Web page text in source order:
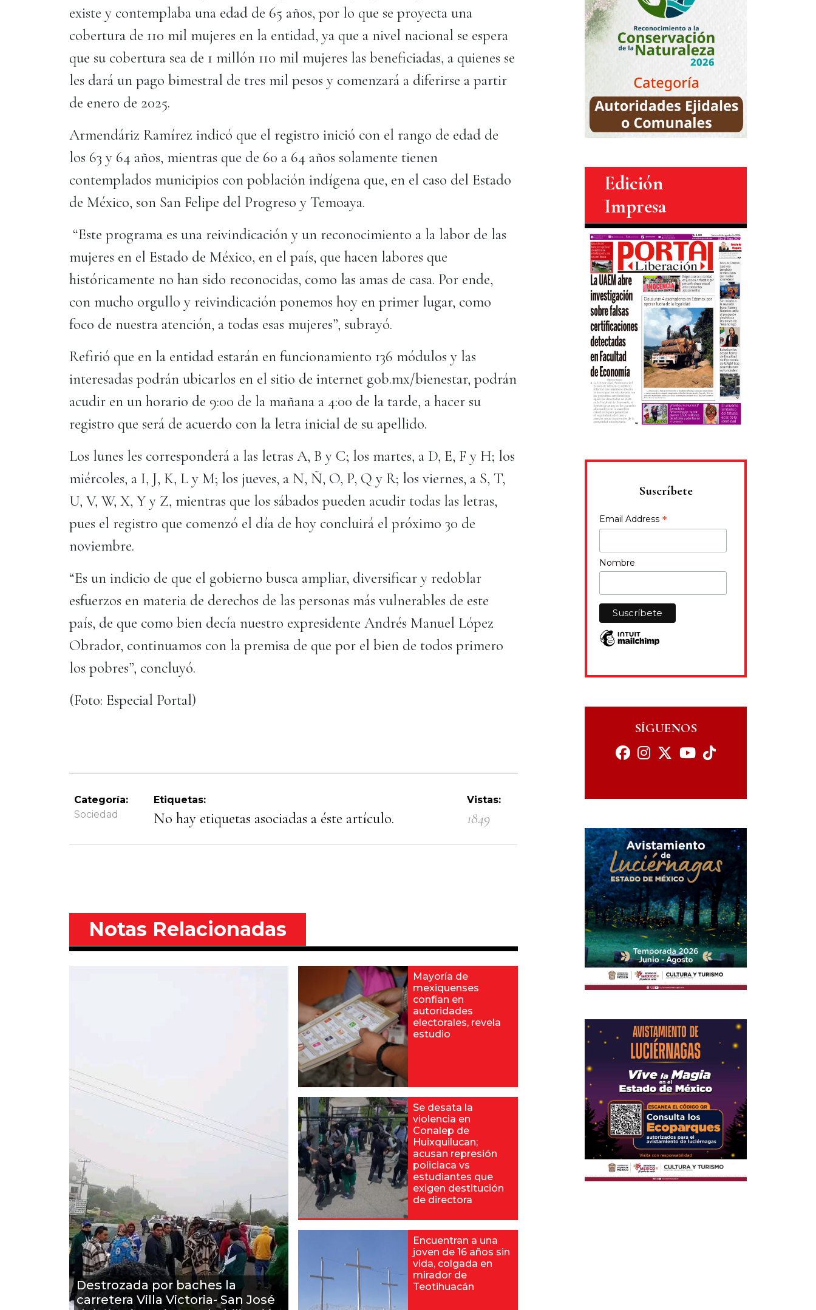
existe y contemplaba una edad de 65 años, por lo que se proyecta una
cobertura de 110 mil mujeres en la entidad, ya que a nivel nacional se espera
que su cobertura sea de 1 millón 110 mil mujeres las beneficiadas, a quienes se
les dará un pago bimestral de tres mil pesos y comenzará a diferirse a partir
de enero de 2025.
Armendáriz Ramírez indicó que el registro inició con el rango de edad de
los 63 y 64 años, mientras que de 60 a 64 años solamente tienen
contemplados municipios con población indígena que, en el caso del Estado
de México, son San Felipe del Progreso y Temoaya.
“Este programa es una reivindicación y un reconocimiento a la labor de las
mujeres en el Estado de México, en el país, que hacen labores que
históricamente no han sido reconocidas, como las amas de casa. Por ende,
con mucho orgullo y reivindicación ponemos hoy en primer lugar, como
foco de nuestra atención, a todas esas mujeres”, subrayó.
Refirió que en la entidad estarán en funcionamiento 136 módulos y las
interesadas podrán ubicarlos en el sitio de internet gob.mx/bienestar, podrán
acudir en un horario de 9:00 de la mañana a 4:00 de la tarde, a hacer su
registro que será de acuerdo con la letra inicial de su apellido.
Los lunes les corresponderá a las letras A, B y C; los martes, a D, E, F y H; los
miércoles, a I, J, K, L y M; los jueves, a N, Ñ, O, P, Q y R; los viernes, a S, T,
U, V, W, X, Y y Z, mientras que los sábados pueden acudir todas las letras,
pues el registro que comenzó el día de hoy concluirá el próximo 30 de
noviembre.
“Es un indicio de que el gobierno busca ampliar, diversificar y redoblar
esfuerzos en materia de derechos de las personas más vulnerables de este
país, de que como bien decía nuestro expresidente Andrés Manuel López
Obrador, continuamos con la premisa de que por el bien de todos primero
los pobres”, concluyó.
(Foto: Especial Portal)
Categoría:
Sociedad
Etiquetas:
No hay etiquetas asociadas a éste artículo.
Vistas:
1849
Notas Relacionadas
Destrozada por baches la
carretera Villa Victoria- San José
Mayoría de
mexiquenses
confían en
autoridades
electorales, revela
estudio
Se desata la
violencia en
Conalep de
Huixquilucan;
acusan represión
policiaca vs
estudiantes que
exigen destitución
de directora
Encuentran a una
joven de 16 años sin
vida, colgada en
mirador de
Teotihuacán
Edición
Impresa
Suscríbete
Email Address *
Nombre
SÍGUENOS